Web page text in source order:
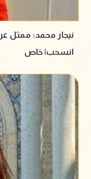
نيجار محمد: ممثل
انسحب| خاص